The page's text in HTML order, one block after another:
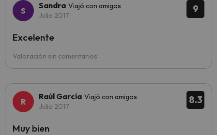
9
Sandra Viajó con amigos
Julio 2017
Valoración sin comentarios
Excelente
8.3
Raúl García Viajó con amigos
Julio 2017
Muy bien